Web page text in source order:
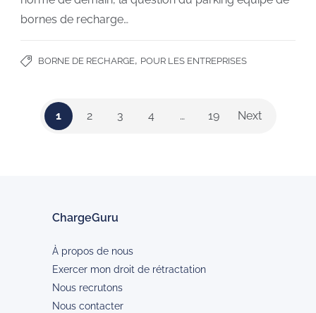
bornes de recharge…
BORNE DE RECHARGE, POUR LES ENTREPRISES
1 2 3 4 … 19 Next
ChargeGuru
À propos de nous
Exercer mon droit de rétractation
Nous recrutons
Nous contacter